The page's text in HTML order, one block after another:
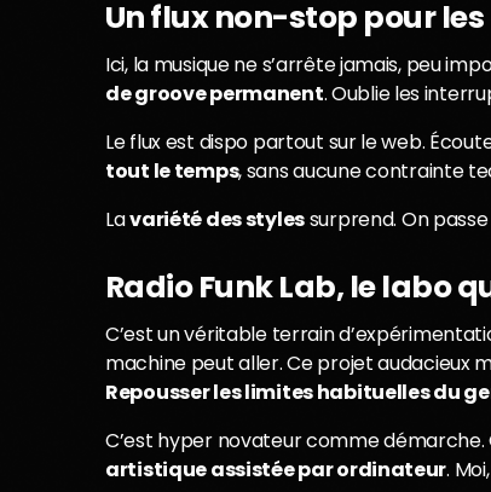
Un flux non-stop pour
Ici, la musique ne s’arrête jamais, peu
de groove permanent. Oublie les
Le flux est dispo partout sur le web.
tout le temps, sans aucune contrainte
Lavariété des stylessurprend. On
Radio Funk Lab, le labo
C’est un véritable terrain
machine peut aller. Ce projet audacieux
Repousser les limites habituelles du
C’est hyper novateur comme démarche.
artistique assistée par ordinateur.